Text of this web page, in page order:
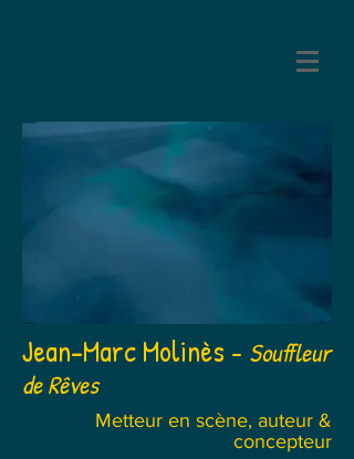
Jean-Marc Molinès - Souffleur
de Rêves
Metteur en scène, auteur &
concepteur